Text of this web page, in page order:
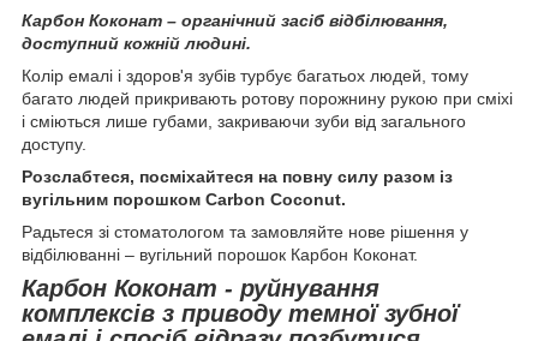
Карбон Коконат – органічний засіб відбілювання,
доступний кожній людині.
Колір емалі і здоров'я зубів турбує багатьох людей, тому
багато людей прикривають ротову порожнину рукою при сміхі
і сміються лише губами, закриваючи зуби від загального
доступу.
Розслабтеся, посміхайтеся на повну силу разом із
вугільним порошком Carbon Coconut.
Радьтеся зі стоматологом та замовляйте нове рішення у
відбілюванні – вугільний порошок Карбон Коконат.
Карбон Коконат - руйнування
комплексів з приводу темної зубної